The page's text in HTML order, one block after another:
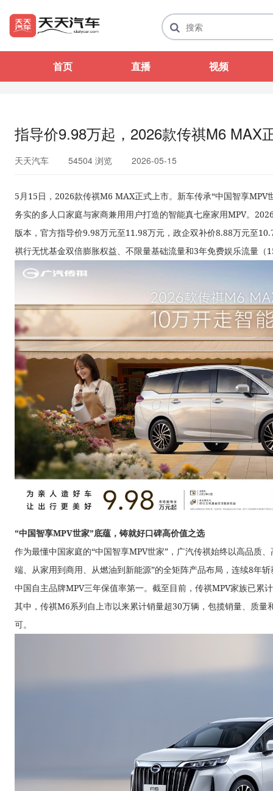
首页 直播 视频
指导价9.98万起，2026款传祺M6 MAX
天天汽车 54504 浏览 2026-05-15
5月15日，2026款传祺M6 MAX正式上市。新车传承“中国智享MPV
务实的多人口家庭与家商兼用用户打造的智能真七座家用MPV。
版本，官方指导价9.98万元至11.98万元，政企双补价8.88万元至
祺行无忧基金双倍膨胀权益、不限量基础流量和3年免费娱乐流量（
“中国智享MPV世家”底蕴，铸就好口碑高价值之选
作为最懂中国家庭的“中国智享MPV世家”，广汽传祺始终以高品质
端、从家用到商用、从燃油到新能源”的全矩阵产品布局，连续8年
中国自主品牌MPV三年保值率第一。截至目前，传祺MPV家族已累
其中，传祺M6系列自上市以来累计销量超30万辆，包揽销量、质
可。